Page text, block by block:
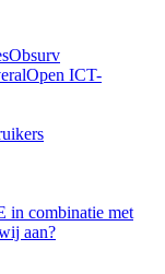
Obsurv
Open ICT-
in combinatie met
aan?